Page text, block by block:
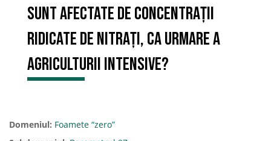
sunt afectate de concentrații
ridicate de nitrați, ca urmare a
agriculturii intensive?
Domeniul: Foamete “zero”